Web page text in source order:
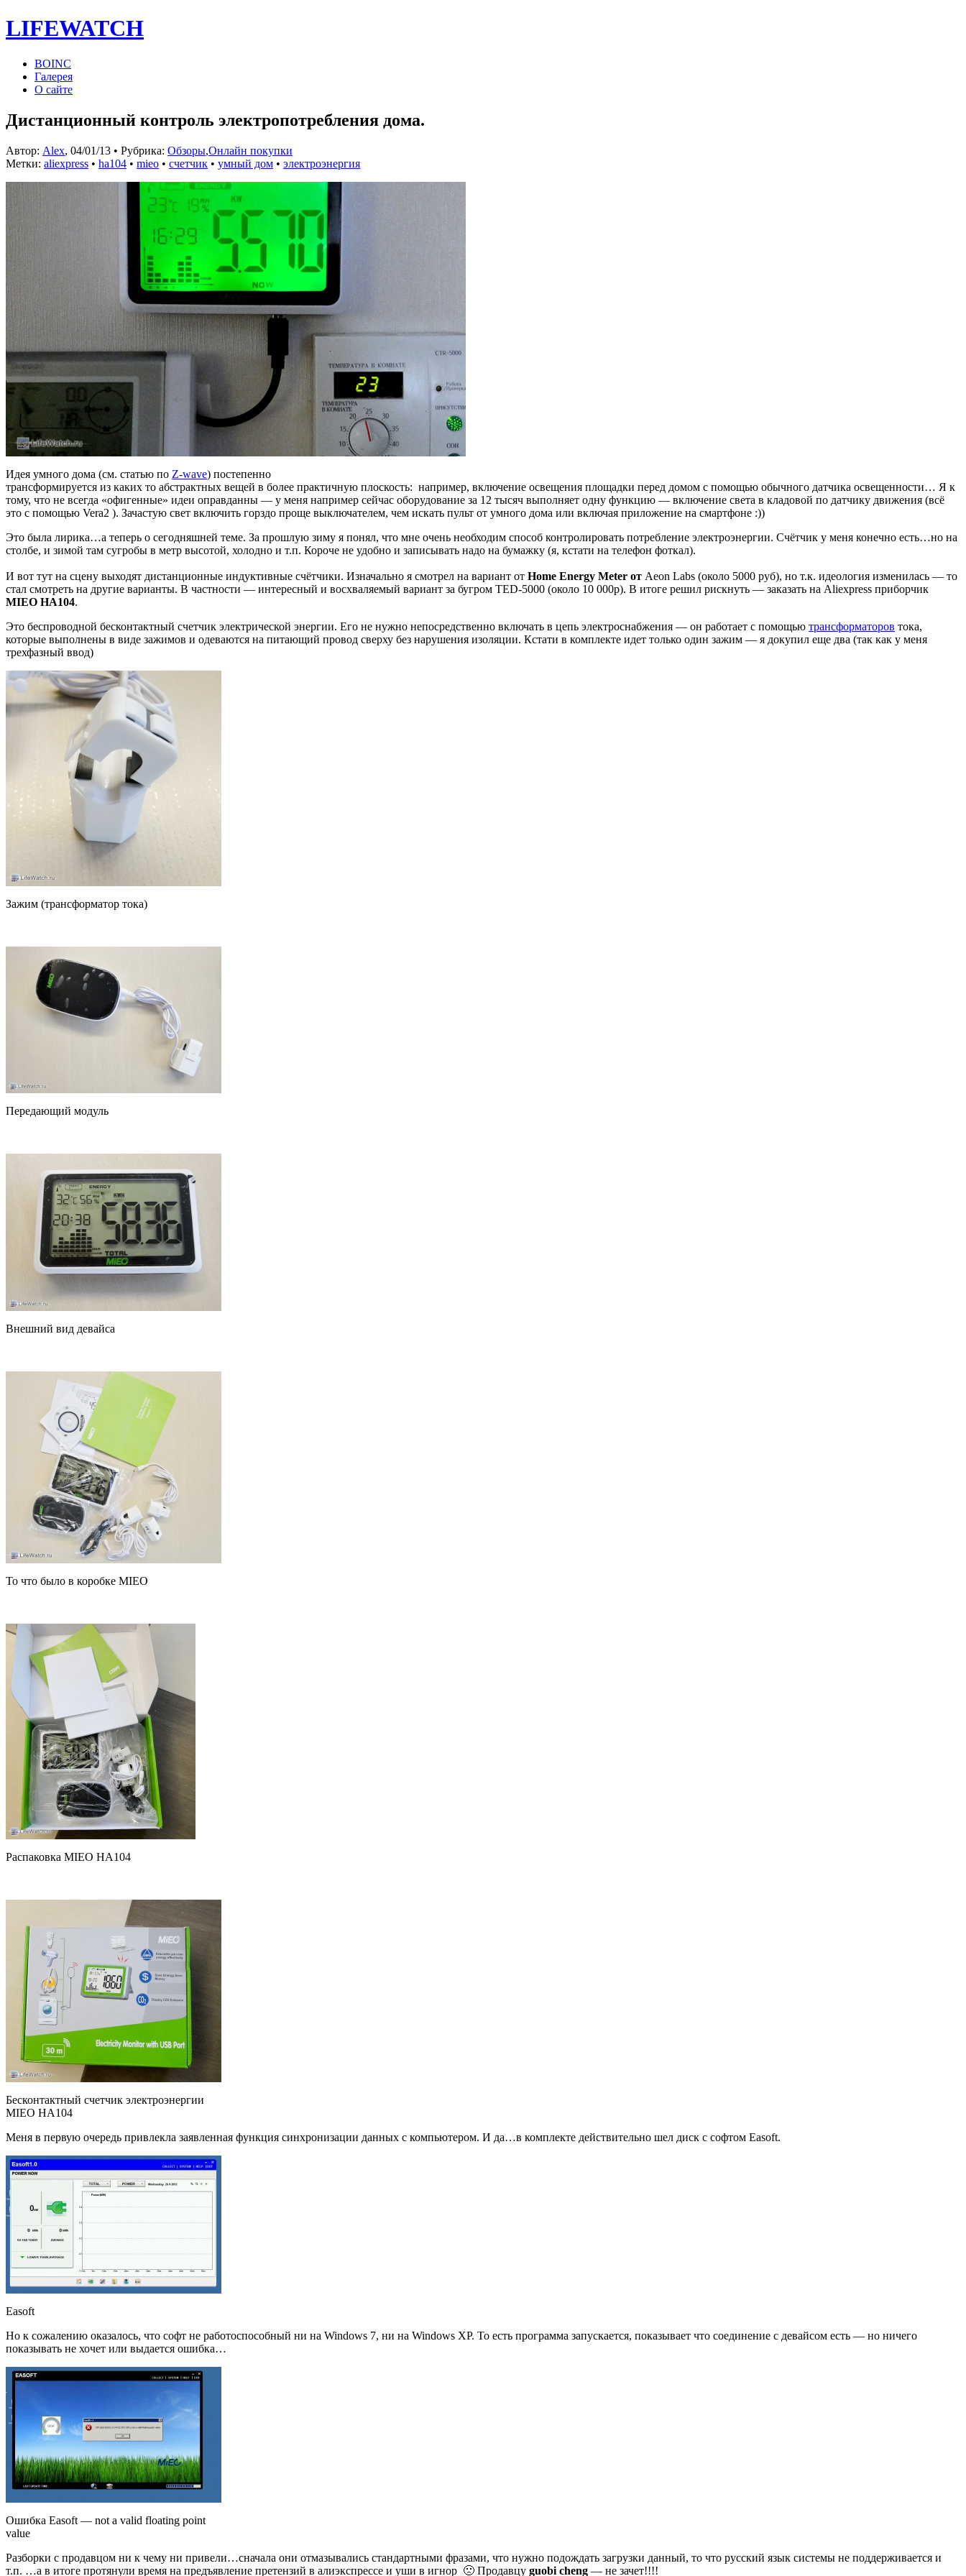
LIFEWATCH
BOINC
Галерея
О сайте
Дистанционный контроль электропотребления дома.
Автор: Alex, 04/01/13 • Рубрика: Обзоры,Онлайн покупки
Метки: aliexpress • ha104 • mieo • счетчик • умный дом • электроэнергия
Идея умного дома (см. статью по Z-wave) постепенно
трансформируется из каких то абстрактных вещей в более практичную плоскость: например, включение освещения площадки перед домом с помощью обычного датчика освещенности… Я к
тому, что не всегда «офигенные» идеи оправданны — у меня например сейчас оборудование за 12 тысяч выполняет одну функцию — включение света в кладовой по датчику движения (всё
это с помощью Vera2 ). Зачастую свет включить горздо проще выключателем, чем искать пульт от умного дома или включая приложение на смартфоне :))
Это была лирика…а теперь о сегодняшней теме. За прошлую зиму я понял, что мне очень необходим способ контролировать потребление электроэнергии. Счётчик у меня конечно есть…но на
столбе, и зимой там сугробы в метр высотой, холодно и т.п. Короче не удобно и записывать надо на бумажку (я, кстати на телефон фоткал).
И вот тут на сцену выходят дистанционные индуктивные счётчики. Изначально я смотрел на вариант от Home Energy Meter от Aeon Labs (около 5000 руб), но т.к. идеология изменилась — то
стал смотреть на другие варианты. В частности — интересный и восхваляемый вариант за бугром TED-5000 (около 10 000р). В итоге решил рискнуть — заказать на Aliexpress приборчик
MIEO HA104.
Это беспроводной бесконтактный счетчик электрической энергии. Его не нужно непосредственно включать в цепь электроснабжения — он работает с помощью трансформаторов тока,
которые выполнены в виде зажимов и одеваются на питающий провод сверху без нарушения изоляции. Кстати в комплекте идет только один зажим — я докупил еще два (так как у меня
трехфазный ввод)
Зажим (трансформатор тока)
Передающий модуль
Внешний вид девайса
То что было в коробке MIEO
Распаковка MIEO HA104
Бесконтактный счетчик электроэнергии
MIEO HA104
Меня в первую очередь привлекла заявленная функция синхронизации данных с компьютером. И да…в комплекте действительно шел диск с софтом Easoft.
Easoft
Но к сожалению оказалось, что софт не работоспособный ни на Windows 7, ни на Windows XP. То есть программа запускается, показывает что соединение с девайсом есть — но ничего
показывать не хочет или выдается ошибка…
Ошибка Easoft — not a valid floating point
value
Разборки с продавцом ни к чему ни привели…сначала они отмазывались стандартными фразами, что нужно подождать загрузки данный, то что русский язык системы не поддерживается и
т.п. …а в итоге протянули время на предъявление претензий в алиэкспрессе и уши в игнор 🙁 Продавцу guobi cheng — не зачет!!!!